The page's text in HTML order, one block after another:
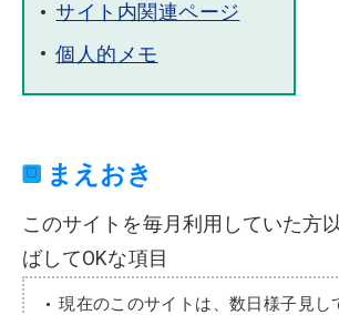
サイト内関連ページ
個人的メモ
まえおき
このサイトを毎月利用していた方
ばしてOKな項目
現在のこのサイトは、数日様子見し